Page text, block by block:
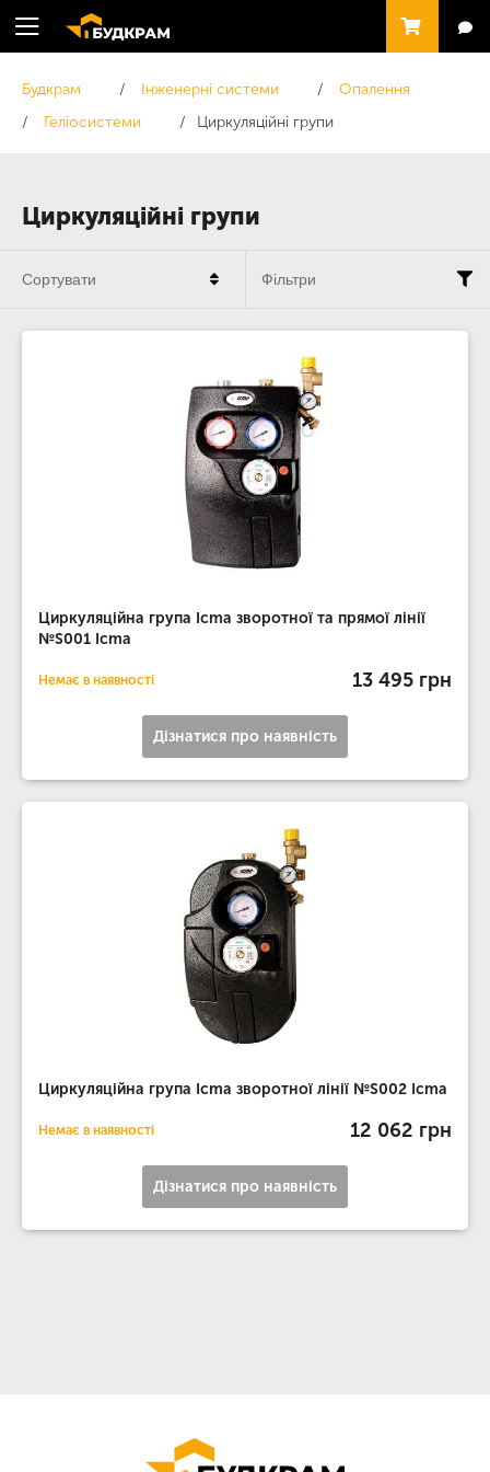
Циркуляційні групи
Будкрам Інженерні системи
Опалення
Геліосистеми
Циркуляційні групи
Циркуляційна група Icma зворотної та прямої лінії
№S001 Icma
Немає в наявності 13 495 грн
Дізнатися про наявність
Циркуляційна група Icma зворотної лінії №S002 Icma
Немає в наявності 12 062 грн
Дізнатися про наявність
Сортувати Фільтри